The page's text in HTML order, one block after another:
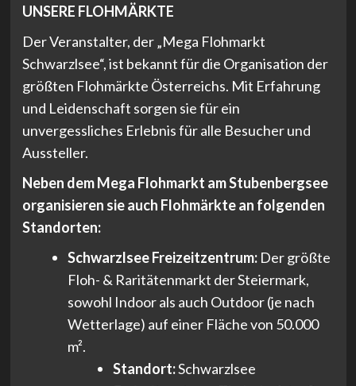
UNSERE FLOHMÄRKTE
Der Veranstalter, der „Mega Flohmarkt
Schwarzlsee“, ist bekannt für die Organisation der
größten Flohmärkte Österreichs. Mit Erfahrung
und Leidenschaft sorgen sie für ein
unvergessliches Erlebnis für alle Besucher und
Aussteller.
Neben dem Mega Flohmarkt am Stubenbergsee
organisieren sie auch Flohmärkte an folgenden
Standorten:
Schwarzlsee Freizeitzentrum:Der größte
Floh- & Raritätenmarkt der Steiermark,
sowohl Indoor als auch Outdoor (je nach
Wetterlage) auf einer Fläche von 50.000
m².
Standort:Schwarzlsee